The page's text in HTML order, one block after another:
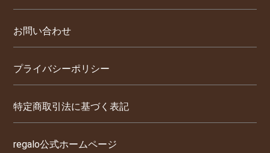
お問い合わせ
プライバシーポリシー
特定商取引法に基づく表記
regalo公式ホームページ